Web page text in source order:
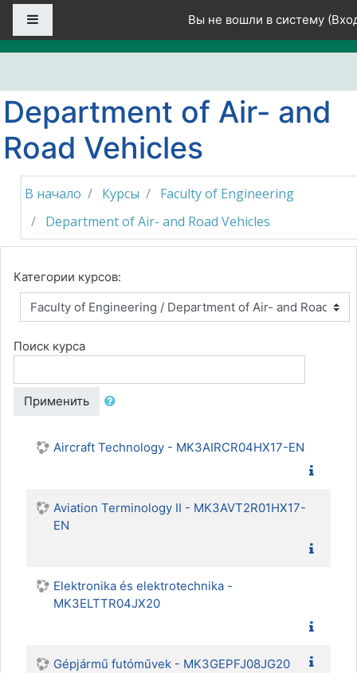
Перейти к основному содержанию
Вы не вошли в систему (
Department of Air- and
Road Vehicles
В начало Курсы
Faculty of Engineering
Department of Air- and Road Vehicles
Категории курсов:
Поиск курса
Применить
Aircraft Technology - MK3AIRCR04HX17-EN
Aviation Terminology II - MK3AVT2R01HX17-
EN
Elektronika és elektrotechnika -
MK3ELTTR04JX20
Gépjármű futóművek - MK3GEPFJ08JG20